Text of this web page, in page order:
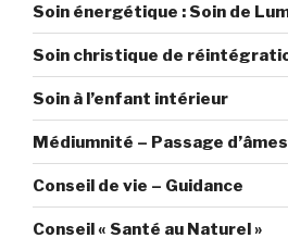
Soin énergétique : Soin de
Soin christique de
Soin à l’enfant intérieur
Médiumnité – Passage d’âmes
Conseil de vie – Guidance
Conseil « Santé au Naturel »